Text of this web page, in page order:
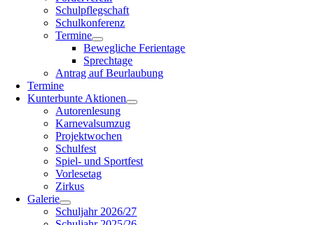
Schulpflegschaft
Schulkonferenz
Termine
Bewegliche Ferientage
Sprechtage
Antrag auf Beurlaubung
Termine
Kunterbunte Aktionen
Autorenlesung
Karnevalsumzug
Projektwochen
Schulfest
Spiel- und Sportfest
Vorlesetag
Zirkus
Galerie
Schuljahr 2026/27